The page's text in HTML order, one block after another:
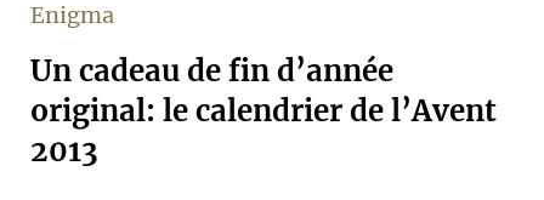
Enigma
Un cadeau de fin d’année
original: le calendrier de l’Avent
2013